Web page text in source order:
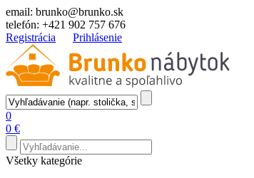
email: brunko@brunko.sk
telefón: +421 902 757 676
Registrácia
Prihlásenie
0
0 €
Všetky kategórie